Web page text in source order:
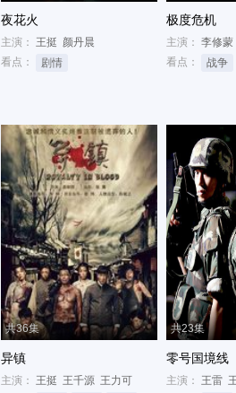
夜花火
主演： 王挺 颜丹晨
看点：
剧情
极度危机
主演： 李修蒙
看点：
战争
共36集
异镇
主演： 王挺 王千源 王力可
共23集
零号国境线
主演： 王雷